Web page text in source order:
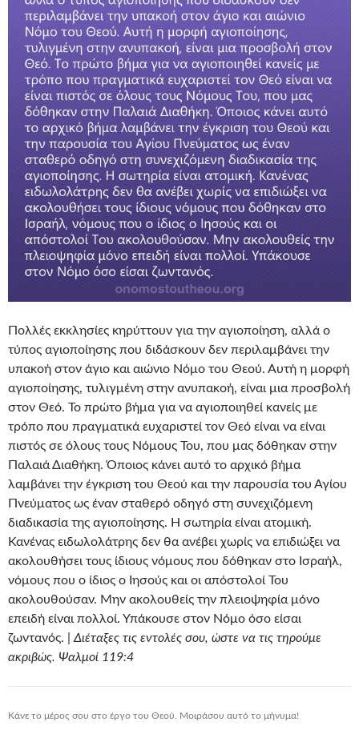
Πολλές εκκλησίες κηρύττουν για την αγιοποίηση, αλλά ο
τύπος αγιοποίησης που διδάσκουν δεν περιλαμβάνει την
υπακοή στον άγιο και αιώνιο Νόμο του Θεού. Αυτή η μορφή
αγιοποίησης, τυλιγμένη στην ανυπακοή, είναι μια προσβολή
στον Θεό. Το πρώτο βήμα για να αγιοποιηθεί κανείς με
τρόπο που πραγματικά ευχαριστεί τον Θεό είναι να είναι
πιστός σε όλους τους Νόμους Του, που μας δόθηκαν στην
Παλαιά Διαθήκη. Όποιος κάνει αυτό το αρχικό βήμα
λαμβάνει την έγκριση του Θεού και την παρουσία του Αγίου
Πνεύματος ως έναν σταθερό οδηγό στη συνεχιζόμενη
διαδικασία της αγιοποίησης. Η σωτηρία είναι ατομική.
Κανένας ειδωλολάτρης δεν θα ανέβει χωρίς να επιδιώξει να
ακολουθήσει τους ίδιους νόμους που δόθηκαν στο Ισραήλ,
νόμους που ο ίδιος ο Ιησούς και οι απόστολοί Του
ακολουθούσαν. Μην ακολουθείς την πλειοψηφία μόνο
επειδή είναι πολλοί. Υπάκουσε στον Νόμο όσο είσαι
ζωντανός. | Διέταξες τις εντολές σου, ώστε να τις τηρούμε
ακριβώς. Ψαλμοί 119:4
Κάνε το μέρος σου στο έργο του Θεού. Μοιράσου αυτό το μήνυμα!